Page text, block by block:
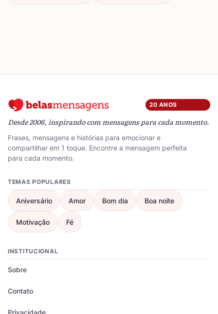
20 ANOS
Desde 2006, inspirando com mensagens para cada momento.
Frases, mensagens e histórias para emocionar e
compartilhar em 1 toque. Encontre a mensagem perfeita
para cada momento.
TEMAS POPULARES
Aniversário Amor Bom dia Boa noite
Motivação Fé
INSTITUCIONAL
Sobre
Contato
Privacidade